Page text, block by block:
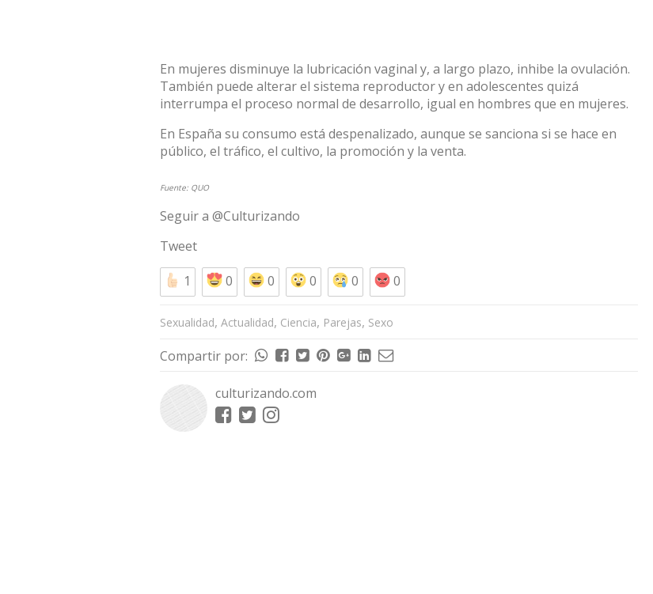
En mujeres disminuye la lubricación vaginal y, a largo plazo, inhibe la ovulación.
También puede alterar el sistema reproductor y en adolescentes quizá
interrumpa el proceso normal de desarrollo, igual en hombres que en mujeres.
En España su consumo está despenalizado, aunque se sanciona si se hace en
público, el tráfico, el cultivo, la promoción y la venta.
Fuente: QUO
Seguir a @Culturizando
Tweet
1
0 0 0 0 0
Sexualidad, Actualidad, Ciencia, Parejas, Sexo
Compartir por:
culturizando.com